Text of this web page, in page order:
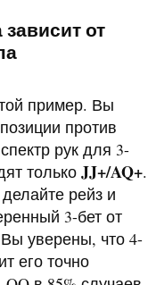
от
пример. Вы
против
рук для 3-
только JJ+/AQ+.
рейз и
3-бет от
Вы уверены, что 4-
его точно